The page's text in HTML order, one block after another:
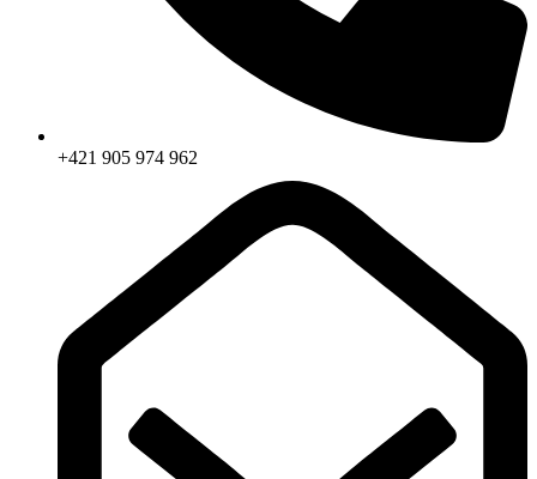
+421 905 974 962